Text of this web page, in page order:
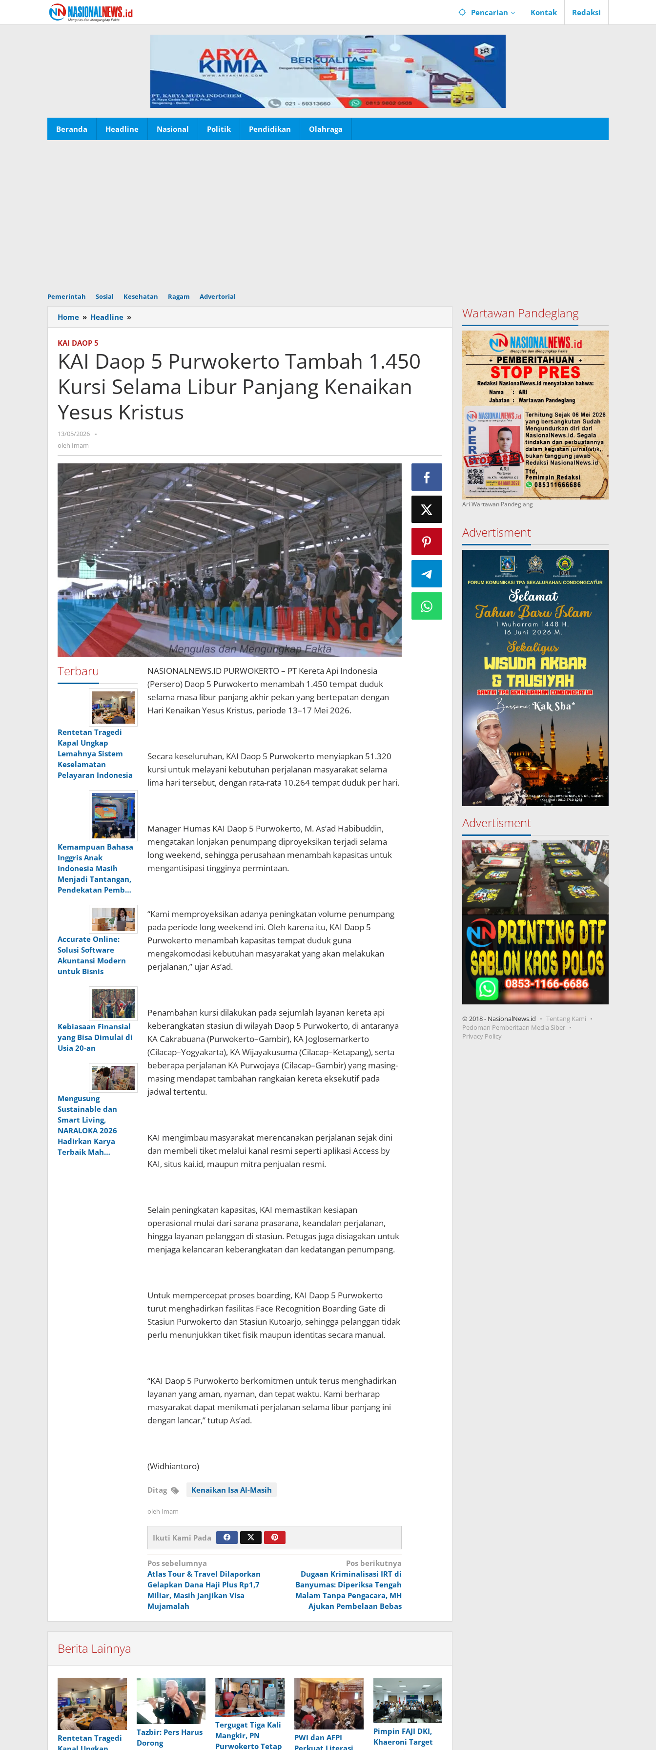
konten
Pencarian Kontak Redaksi
Beranda Headline Nasional Politik Pendidikan Olahraga
Pemerintah Sosial Kesehatan Ragam Advertorial
Home » Headline »
Daop
Tambah
1.450
Kursi
Selama
Libur
Panjang
KAI DAOP 5
KAI Daop 5 Purwokerto Tambah 1.450
Kursi Selama Libur Panjang Kenaikan
Yesus Kristus
13/05/2026 oleh
-
oleh Imam
Terbaru
Rentetan Tragedi
Kapal Ungkap
Lemahnya Sistem
Keselamatan
Pelayaran Indonesia
Kemampuan Bahasa
Inggris Anak
Indonesia Masih
Menjadi Tantangan,
Pendekatan Pemb…
Accurate Online:
Solusi Software
Akuntansi Modern
untuk Bisnis
Kebiasaan Finansial
yang Bisa Dimulai di
Usia 20-an
Mengusung
Sustainable dan
Smart Living,
NARALOKA 2026
Hadirkan Karya
Terbaik Mah…
NASIONALNEWS.ID PURWOKERTO – PT Kereta Api Indonesia
(Persero) Daop 5 Purwokerto menambah 1.450 tempat duduk
selama masa libur panjang akhir pekan yang bertepatan dengan
Hari Kenaikan Yesus Kristus, periode 13–17 Mei 2026.
Secara keseluruhan, KAI Daop 5 Purwokerto menyiapkan 51.320
kursi untuk melayani kebutuhan perjalanan masyarakat selama
lima hari tersebut, dengan rata-rata 10.264 tempat duduk per hari.
Manager Humas KAI Daop 5 Purwokerto, M. As’ad Habibuddin,
mengatakan lonjakan penumpang diproyeksikan terjadi selama
long weekend, sehingga perusahaan menambah kapasitas untuk
mengantisipasi tingginya permintaan.
“Kami memproyeksikan adanya peningkatan volume penumpang
pada periode long weekend ini. Oleh karena itu, KAI Daop 5
Purwokerto menambah kapasitas tempat duduk guna
mengakomodasi kebutuhan masyarakat yang akan melakukan
perjalanan,” ujar As’ad.
Penambahan kursi dilakukan pada sejumlah layanan kereta api
keberangkatan stasiun di wilayah Daop 5 Purwokerto, di antaranya
KA Cakrabuana (Purwokerto–Gambir), KA Joglosemarkerto
(Cilacap–Yogyakarta), KA Wijayakusuma (Cilacap–Ketapang), serta
beberapa perjalanan KA Purwojaya (Cilacap–Gambir) yang masing-
masing mendapat tambahan rangkaian kereta eksekutif pada
jadwal tertentu.
KAI mengimbau masyarakat merencanakan perjalanan sejak dini
dan membeli tiket melalui kanal resmi seperti aplikasi Access by
KAI, situs kai.id, maupun mitra penjualan resmi.
Selain peningkatan kapasitas, KAI memastikan kesiapan
operasional mulai dari sarana prasarana, keandalan perjalanan,
hingga layanan pelanggan di stasiun. Petugas juga disiagakan untuk
menjaga kelancaran keberangkatan dan kedatangan penumpang.
Untuk mempercepat proses boarding, KAI Daop 5 Purwokerto
turut menghadirkan fasilitas Face Recognition Boarding Gate di
Stasiun Purwokerto dan Stasiun Kutoarjo, sehingga pelanggan tidak
perlu menunjukkan tiket fisik maupun identitas secara manual.
“KAI Daop 5 Purwokerto berkomitmen untuk terus menghadirkan
layanan yang aman, nyaman, dan tepat waktu. Kami berharap
masyarakat dapat menikmati perjalanan selama libur panjang ini
dengan lancar,” tutup As’ad.
(Widhiantoro)
Ditag Kenaikan Isa Al-Masih
oleh Imam
Ikuti Kami Pada
Navigasi
pos
Pos sebelumnya
Atlas Tour & Travel Dilaporkan
Gelapkan Dana Haji Plus Rp1,7
Miliar, Masih Janjikan Visa
Mujamalah
Pos berikutnya
Dugaan Kriminalisasi IRT di
Banyumas: Diperiksa Tengah
Malam Tanpa Pengacara, MH
Ajukan Pembelaan Bebas
Berita Lainnya
Rentetan Tragedi
Tazbir: Pers Harus
Dorong
Tergugat Tiga Kali
Mangkir, PN
Purwokerto Tetap
PWI dan AFPI
Perkuat Literasi
Pimpin FAJI DKI,
Khaeroni Target
Wartawan Pandeglang
Ari Wartawan Pandeglang
Advertisment
Advertisment
© 2018 - NasionalNews.id
Tentang Kami
Pedoman Pemberitaan Media Siber
Privacy Policy